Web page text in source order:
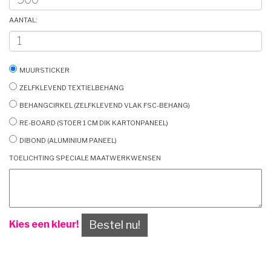
Aantal:
Muursticker
Zelfklevend textielbehang
Behangcirkel (zelfklevend vlak FSC-behang)
Re-board (stoer 1 cm dik kartonpaneel)
Dibond (aluminium paneel)
Toelichting speciale maatwerkwensen
Kies een kleur! Bestel nu!